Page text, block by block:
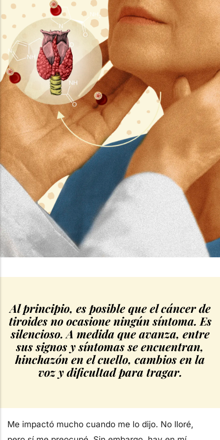
Al principio, es posible que el cáncer de
tiroides no ocasione ningún síntoma. Es
silencioso. A medida que avanza, entre
sus signos y síntomas se encuentran,
hinchazón en el cuello, cambios en la
voz y dificultad para tragar.
Me impactó mucho cuando me lo dijo. No lloré,